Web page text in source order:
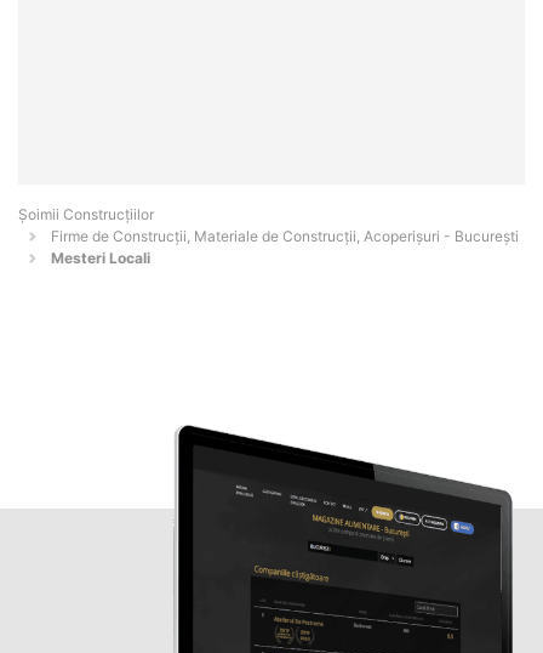
Șoimii Construcțiilor
Firme de Construcții, Materiale de Construcții, Acoperișuri - Bucureşti
Mesteri Locali